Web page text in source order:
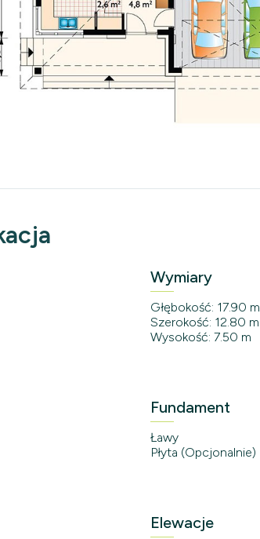
Wymiary
Głębokość: 17.90 m
Szerokość: 12.80 m
Wysokość: 7.50 m
Fundament
Ławy
Płyta (Opcjonalnie)
Elewacje